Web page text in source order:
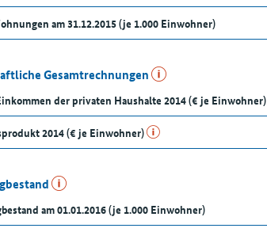
am 31.12.2015 (je 1.000 Einwohner)
Gesamtrechnungen
der privaten Haushalte 2014 (€ je Einwohner)
2014 (€ je Einwohner)
am 01.01.2016 (je 1.000 Einwohner)